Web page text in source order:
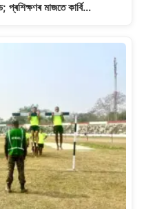
মাজতে কাৰ্বি…